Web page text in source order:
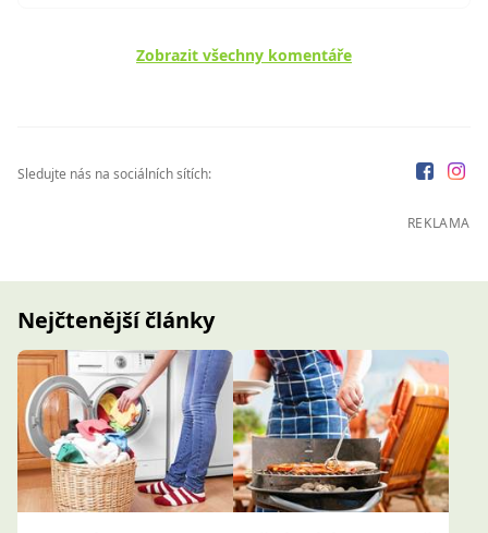
Zobrazit všechny komentáře
Sledujte nás na sociálních sítích:
REKLAMA
Nejčtenější články